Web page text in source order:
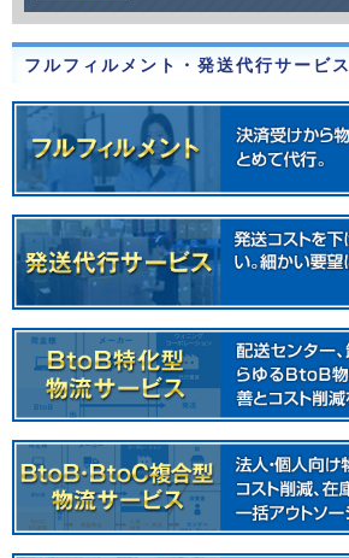
フルフィルメント・発送代行サービス